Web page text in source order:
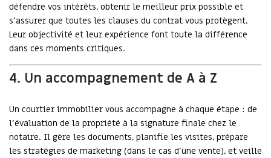
défendre vos intérêts, obtenir le meilleur prix possible et
s'assurer que toutes les clauses du contrat vous protègent.
Leur objectivité et leur expérience font toute la différence
dans ces moments critiques.
4. Un accompagnement de A à Z
Un courtier immobilier vous accompagne à chaque étape : de
l’évaluation de la propriété à la signature finale chez le
notaire. Il gère les documents, planifie les visites, prépare
les stratégies de marketing (dans le cas d’une vente), et veille